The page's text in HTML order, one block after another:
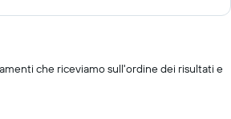
che riceviamo sull'ordine dei risultati e